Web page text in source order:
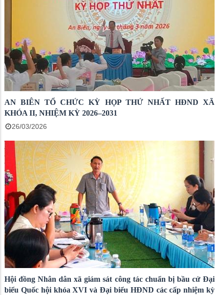
AN BIÊN TỔ CHỨC KỲ HỌP THỨ NHẤT HĐND XÃ
KHÓA II, NHIỆM KỲ 2026–2031
26/03/2026
Hội đồng Nhân dân xã giám sát công tác chuẩn bị bầu cử Đại
biểu Quốc hội khóa XVI và Đại biểu HĐND các cấp nhiệm kỳ